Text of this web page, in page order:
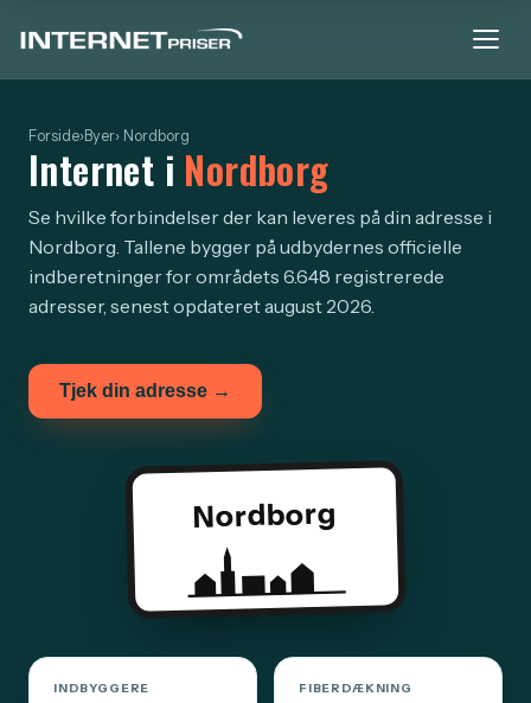
Forside›Byer› Nordborg
Internet i Nordborg
Se hvilke forbindelser der kan leveres på din adresse i
Nordborg. Tallene bygger på udbydernes officielle
indberetninger for områdets 6.648 registrerede
adresser, senest opdateret august 2026.
Tjek din adresse →
Nordborg
INDBYGGERE FIBERDÆKNING